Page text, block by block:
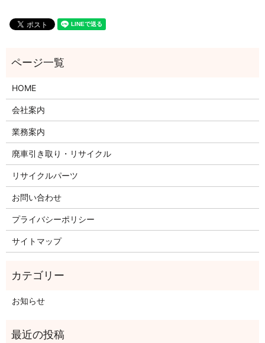
HOME
会社案内
業務案内
廃車引き取り・リサイクル
リサイクルパーツ
お問い合わせ
プライバシーポリシー
サイトマップ
お知らせ